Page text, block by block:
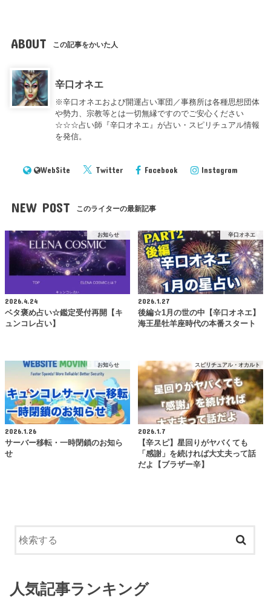
ABOUT この記事をかいた人
辛口オネエ
※辛口オネエおよび開運占い軍団／事務所は各種思想団体
や勢力、宗教等とは一切無縁ですのでご安心ください
☆☆☆占い師『辛口オネエ』が占い・スピリチュアル情報
を発信。
WebSite Twitter Facebook Instagram
NEW POST このライターの最新記事
お知らせ
2026.4.24
ベタ褒め占い☆鑑定受付再開【キ
ュンコレ占い】
辛口オネエ
2026.1.27
後編☆1月の世の中【辛口オネエ】
海王星牡羊座時代の本番スタート
お知らせ
2026.1.26
サーバー移転・一時閉鎖のお知ら
せ
スピリチュアル・オカルト
2026.1.7
【辛スピ】星回りがヤバくても
「感謝」を続ければ大丈夫って話
だよ【ブラザー辛】
人気記事ランキング